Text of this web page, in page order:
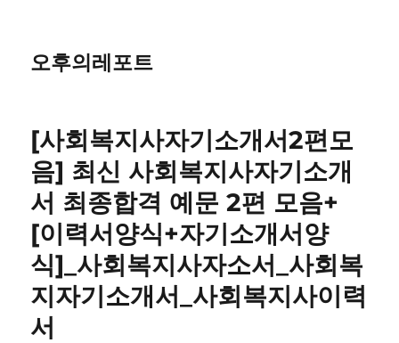
오후의레포트
[사회복지사자기소개서2편모
음] 최신 사회복지사자기소개
서 최종합격 예문 2편 모음+
[이력서양식+자기소개서양
식]_사회복지사자소서_사회복
지자기소개서_사회복지사이력
서